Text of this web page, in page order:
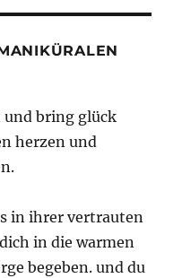
und bring glück
herzen und
in ihrer vertrauten
in die warmen
begeben. und du